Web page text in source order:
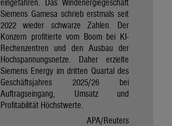
eingefahren. Das Windenergiegeschäft
Siemens Gamesa schrieb erstmals seit
2022 wieder schwarze Zahlen. Der
Konzern profitierte vom Boom bei KI-
Rechenzentren und den Ausbau der
Hochspannungsnetze. Daher erzielte
Siemens Energy im dritten Quartal des
Geschäftsjahres 2025/26 bei
Auftragseingang, Umsatz und
Profitabilität Höchstwerte.
APA/Reuters